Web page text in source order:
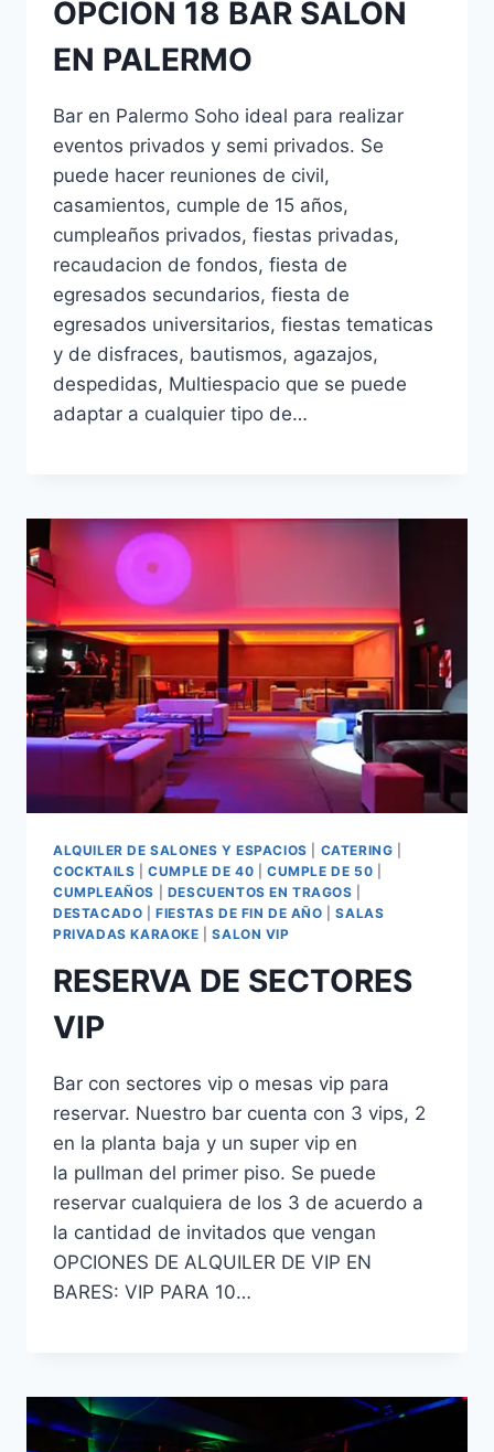
OPCION 18 BAR SALON
EN PALERMO
Bar en Palermo Soho ideal para realizar
eventos privados y semi privados. Se
puede hacer reuniones de civil,
casamientos, cumple de 15 años,
cumpleaños privados, fiestas privadas,
recaudacion de fondos, fiesta de
egresados secundarios, fiesta de
egresados universitarios, fiestas tematicas
y de disfraces, bautismos, agazajos,
despedidas, Multiespacio que se puede
adaptar a cualquier tipo de…
ALQUILER DE SALONES Y ESPACIOS CATERING
COCKTAILS |CUMPLE DE 40 |CUMPLE DE 50
CUMPLEAÑOS
DESCUENTOS EN TRAGOS
DESTACADO |FIESTAS DE FIN DE AÑO |SALAS
PRIVADAS KARAOKE |SALON VIP
RESERVA DE SECTORES
VIP
Bar con sectores vip o mesas vip para
reservar. Nuestro bar cuenta con 3 vips, 2
en la planta baja y un super vip en
la pullman del primer piso. Se puede
reservar cualquiera de los 3 de acuerdo a
la cantidad de invitados que vengan
OPCIONES DE ALQUILER DE VIP EN
BARES: VIP PARA 10…